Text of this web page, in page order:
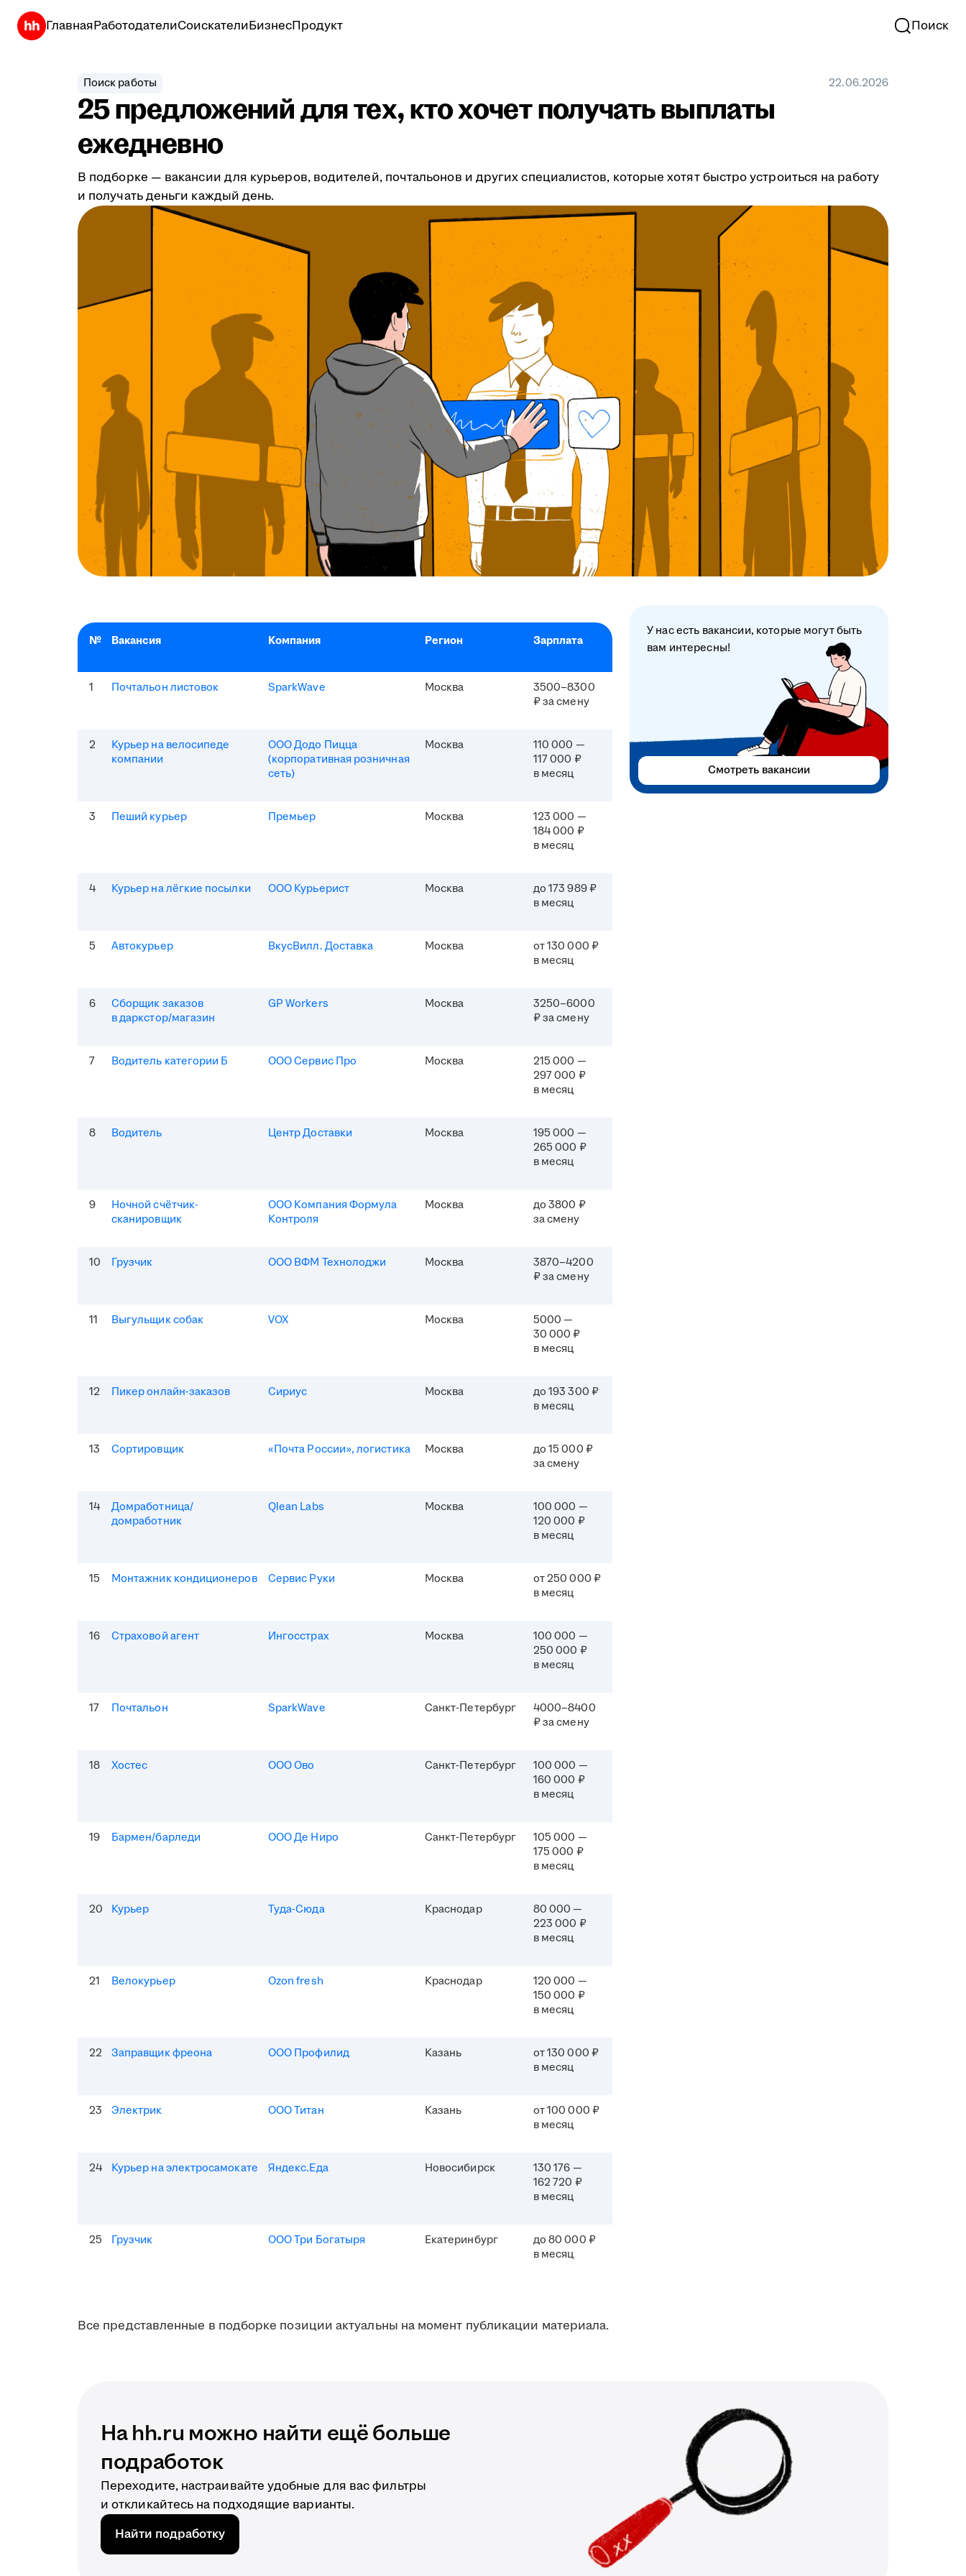
ГлавнаяРаботодателиСоискателиБизнесПродукт Поиск
Поиск работы 22.06.2026
25 предложений для тех, кто хочет получать выплаты
ежедневно
В подборке — вакансии для курьеров, водителей, почтальонов и других специалистов, которые хотят быстро устроиться на работу
и получать деньги каждый день.
№ Вакансия Компания Регион Зарплата
1 Почтальон листовок SparkWave Москва
3500–8300
₽ за смену
2
Курьер на велосипеде
компании
ООО Додо Пицца
(корпоративная розничная
сеть)
Москва
110 000 —
117 000 ₽
в месяц
3 Пеший курьер Премьер Москва
123 000 —
184 000 ₽
в месяц
4 Курьер на лёгкие посылки ООО Курьерист Москва
до 173 989 ₽
в месяц
5 Автокурьер ВкусВилл. Доставка Москва
от 130 000 ₽
в месяц
6
Сборщик заказов
в даркстор/магазин
GP Workers Москва
3250–6000
₽ за смену
7 Водитель категории Б ООО Сервис Про Москва
215 000 —
297 000 ₽
в месяц
8 Водитель Центр Доставки Москва
195 000 —
265 000 ₽
в месяц
9
Ночной счётчик-
сканировщик
ООО Компания Формула
Контроля
Москва
до 3800 ₽
за смену
10 Грузчик ООО ВФМ Технолоджи Москва
3870–4200
₽ за смену
11 Выгульщик собак VOX Москва
5000 —
30 000 ₽
в месяц
12 Пикер онлайн-заказов Сириус Москва
до 193 300 ₽
в месяц
13 Сортировщик «Почта России», логистика Москва
до 15 000 ₽
за смену
14
Домработница/
домработник
Qlean Labs Москва
100 000 —
120 000 ₽
в месяц
15 Монтажник кондиционеров Сервис Руки Москва
от 250 000 ₽
в месяц
16 Страховой агент Ингосстрах Москва
100 000 —
250 000 ₽
в месяц
17 Почтальон SparkWave Санкт-Петербург
4000–8400
₽ за смену
18 Хостес ООО Ово Санкт-Петербург
100 000 —
160 000 ₽
в месяц
19 Бармен/барледи ООО Де Ниро Санкт-Петербург
105 000 —
175 000 ₽
в месяц
20 Курьер Туда-Сюда Краснодар
80 000 —
223 000 ₽
в месяц
21 Велокурьер Ozon fresh Краснодар
120 000 —
150 000 ₽
в месяц
22 Заправщик фреона ООО Профилид Казань
от 130 000 ₽
в месяц
23 Электрик ООО Титан Казань
от 100 000 ₽
в месяц
24 Курьер на электросамокате Яндекс.Еда Новосибирск
130 176 —
162 720 ₽
в месяц
25 Грузчик ООО Три Богатыря Екатеринбург
до 80 000 ₽
в месяц
Все представленные в подборке позиции актуальны на момент публикации материала.
У нас есть вакансии, которые могут быть
вам интересны!
Смотреть вакансии
На hh.ru можно найти ещё больше
подработок
Переходите, настраивайте удобные для вас фильтры
и откликайтесь на подходящие варианты.
Найти подработку